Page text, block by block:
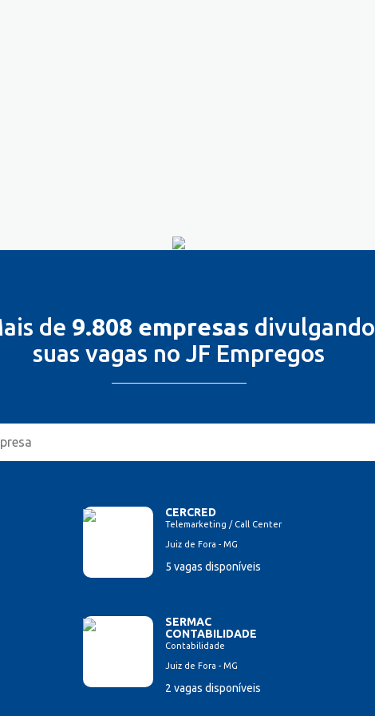
de 9.808 empresas divulgando
suas vagas no JF Empregos
CERCRED
Telemarketing / Call Center
Juiz de Fora - MG
5 vagas disponíveis
SERMAC
CONTABILIDADE
Contabilidade
Juiz de Fora - MG
2 vagas disponíveis